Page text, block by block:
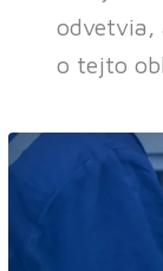
odvetvia,
o tejto
Priemyselné
riadiace